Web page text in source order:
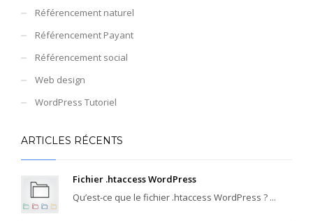
Référencement naturel
Référencement Payant
Référencement social
Web design
WordPress Tutoriel
ARTICLES RÉCENTS
Fichier .htaccess WordPress
Qu’est-ce que le fichier .htaccess WordPress ? ...